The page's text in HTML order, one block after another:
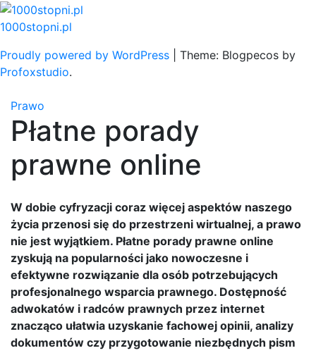
Skip
to
1000stopni.pl
Proudly powered by WordPress
Theme: Blogpecos by
Profoxstudio.
Prawo
Płatne porady
prawne online
W dobie cyfryzacji coraz więcej aspektów naszego
życia przenosi się do przestrzeni wirtualnej, a prawo
nie jest wyjątkiem. Płatne porady prawne online
zyskują na popularności jako nowoczesne i
efektywne rozwiązanie dla osób potrzebujących
profesjonalnego wsparcia prawnego. Dostępność
adwokatów i radców prawnych przez internet
znacząco ułatwia uzyskanie fachowej opinii, analizy
dokumentów czy przygotowanie niezbędnych pism